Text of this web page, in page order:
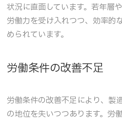
状況に直面しています。若年層
労働力を受け入れつつ、効率的
められています。
労働条件の改善不足
労働条件の改善不足により、製
の地位を失いつつあります。労